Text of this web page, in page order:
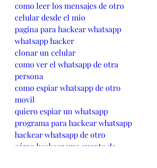
como leer los mensajes de otro
celular desde el mio
pagina para hackear whatsapp
whatsapp hacker
clonar un celular
como ver el whatsapp de otra
persona
como espiar whatsapp de otro
movil
quiero espiar un whatsapp
programa para hackear whatsapp
hackear whatsapp de otro
cómo hackear una cuenta de